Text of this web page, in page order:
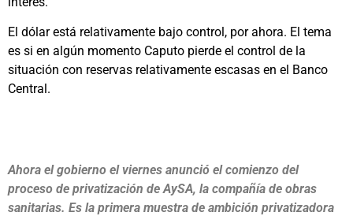
El dólar está relativamente bajo control, por ahora. El tema
es si en algún momento Caputo pierde el control de la
situación con reservas relativamente escasas en el Banco
Central.
Ahora el gobierno el viernes anunció el comienzo del
proceso de privatización de AySA, la compañía de obras
sanitarias. Es la primera muestra de ambición privatizadora